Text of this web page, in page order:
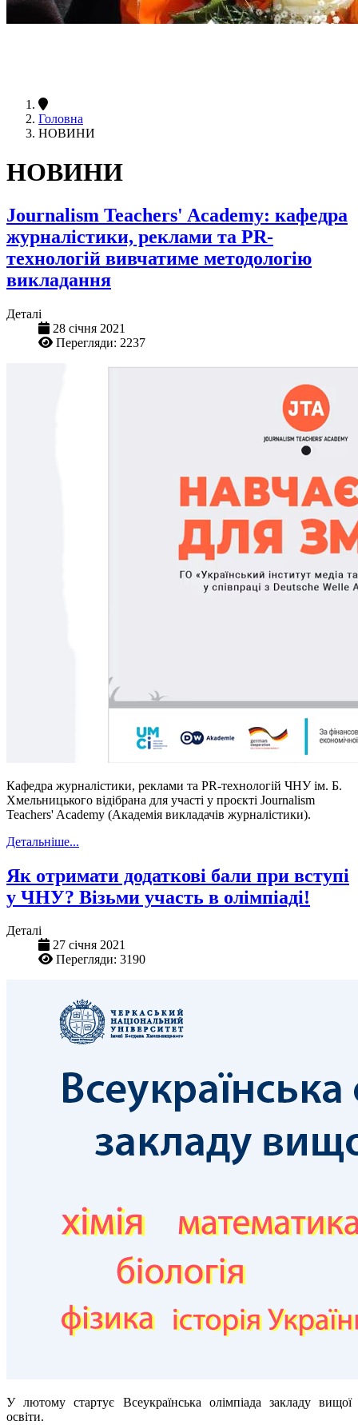
Головна
НОВИНИ
НОВИНИ
Journalism Teachers' Academy: кафедра
журналістики, реклами та PR-
технологій вивчатиме методологію
викладання
Деталі
28 січня 2021
Перегляди: 2237
Кафедра журналістики, реклами та PR-технологій ЧНУ ім. Б.
Хмельницького відібрана для участі у проєкті Journalism
Teachers' Academy (Академія викладачів журналістики).
Детальніше...
Як отримати додаткові бали при вступі
у ЧНУ? Візьми участь в олімпіаді!
Деталі
27 січня 2021
Перегляди: 3190
У лютому стартує Всеукраїнська олімпіада закладу вищої
освіти.